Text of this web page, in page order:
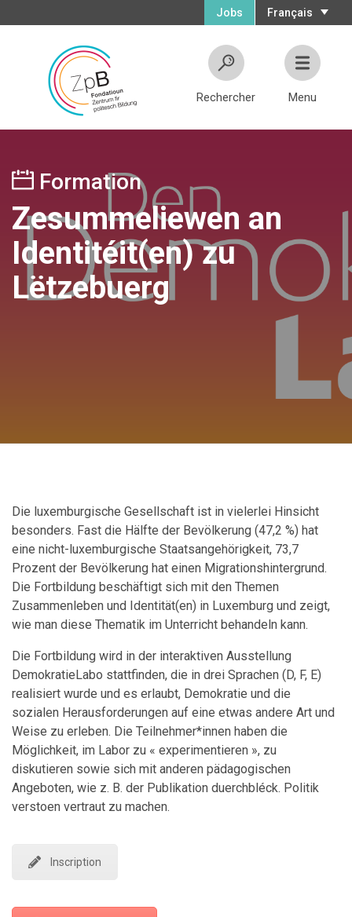
Français
Jobs
Rechercher Menu
Formation
Zesummeliewen an
Identitéit(en) zu
Lëtzebuerg
Die luxemburgische Gesellschaft ist in vielerlei Hinsicht
besonders. Fast die Hälfte der Bevölkerung (47,2 %) hat
eine nicht-luxemburgische Staatsangehörigkeit, 73,7
Prozent der Bevölkerung hat einen Migrationshintergrund.
Die Fortbildung beschäftigt sich mit den Themen
Zusammenleben und Identität(en) in Luxemburg und zeigt,
wie man diese Thematik im Unterricht behandeln kann.
Die Fortbildung wird in der interaktiven Ausstellung
DemokratieLabo stattfinden, die in drei Sprachen (D, F, E)
realisiert wurde und es erlaubt, Demokratie und die
sozialen Herausforderungen auf eine etwas andere Art und
Weise zu erleben. Die Teilnehmer*innen haben die
Möglichkeit, im Labor zu « experimentieren », zu
diskutieren sowie sich mit anderen pädagogischen
Angeboten, wie z. B. der Publikation duerchbléck. Politik
verstoen vertraut zu machen.
Inscription